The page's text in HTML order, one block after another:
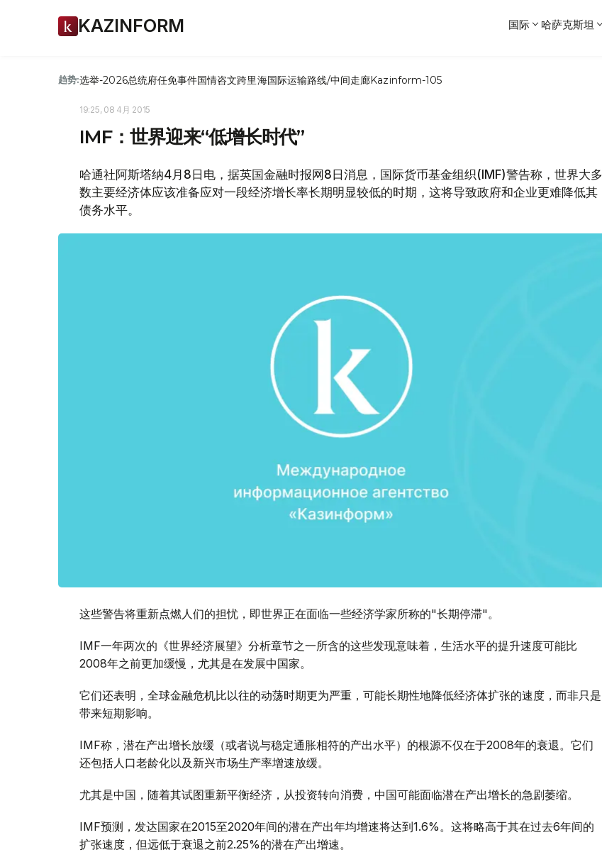
KAZINFORM 国际 哈萨克斯坦
趋势:选举-2026总统府任免事件国情咨文跨里海国际运输路线/中间走廊Kazinform-105
19:25, 08 4月 2015
IMF：世界迎来“低增长时代”
哈通社阿斯塔纳4月8日电，据英国金融时报网8日消息，国际货币基金组织(IMF)警告称，世界大多
数主要经济体应该准备应对一段经济增长率长期明显较低的时期，这将导致政府和企业更难降低其
债务水平。
这些警告将重新点燃人们的担忧，即世界正在面临一些经济学家所称的"长期停滞"。
IMF一年两次的《世界经济展望》分析章节之一所含的这些发现意味着，生活水平的提升速度可能比
2008年之前更加缓慢，尤其是在发展中国家。
它们还表明，全球金融危机比以往的动荡时期更为严重，可能长期性地降低经济体扩张的速度，而非只是
带来短期影响。
IMF称，潜在产出增长放缓（或者说与稳定通胀相符的产出水平）的根源不仅在于2008年的衰退。它们
还包括人口老龄化以及新兴市场生产率增速放缓。
尤其是中国，随着其试图重新平衡经济，从投资转向消费，中国可能面临潜在产出增长的急剧萎缩。
IMF预测，发达国家在2015至2020年间的潜在产出年均增速将达到1.6%。这将略高于其在过去6年间的
扩张速度，但远低于衰退之前2.25%的潜在产出增速。